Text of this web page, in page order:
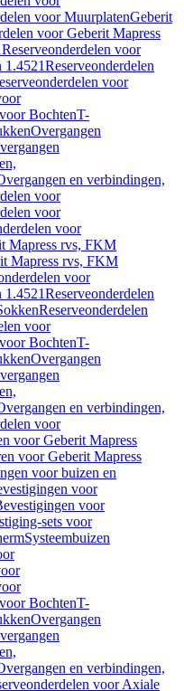
voor MuurplatenGeberit
voor Geberit Mapress
Reserveonderdelen voor
1.4521Reserveonderdelen
voor
BochtenT-
Overgangen
en verbindingen,
voor
voor
voor
Mapress rvs, FKM
Mapress rvs, FKM
voor
1.4521Reserveonderdelen
Reserveonderdelen
voor
BochtenT-
Overgangen
en verbindingen,
voor
voor Geberit Mapress
voor Geberit Mapress
voor buizen en
voor
voor
sets voor
Systeembuizen
BochtenT-
Overgangen
en verbindingen,
voor Axiale